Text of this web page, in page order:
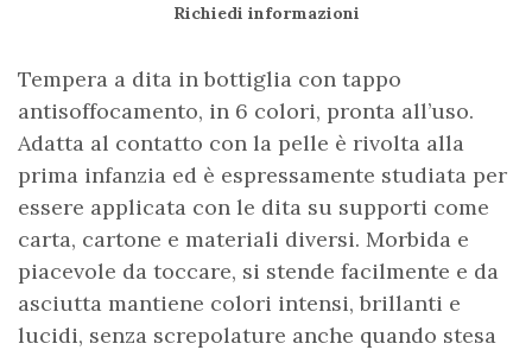
Richiedi informazioni
Tempera a dita in bottiglia con tappo
antisoffocamento, in 6 colori, pronta all’uso.
Adatta al contatto con la pelle è rivolta alla
prima infanzia ed è espressamente studiata per
essere applicata con le dita su supporti come
carta, cartone e materiali diversi. Morbida e
piacevole da toccare, si stende facilmente e da
asciutta mantiene colori intensi, brillanti e
lucidi, senza screpolature anche quando stesa